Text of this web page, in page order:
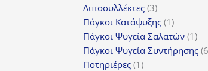
Λιποσυλλέκτες 33
προϊόντα
Πάγκοι Κατάψυξης 11
προϊόν
Πάγκοι Ψυγεία Σαλατών 11
Πάγκοι Ψυγεία Συντήρησης 6
Ποτηριέρες 11